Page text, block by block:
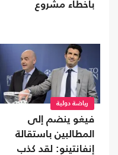
بأخطاء مشروع
رياضة دولية
فيغو ينضم إلى
المطالبين باستقالة
إنفانتينو: لقد كذب